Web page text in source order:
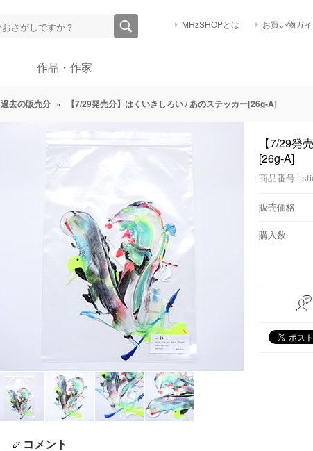
MHzSHOPとは お買い物ガイ
作品・作家
過去の販売分 » 【7/29発売分】はくいきしろい / あのステッカー[26g-A]
【7/29発
[26g-A]
商品番号 :
販売価格
購入数
コメント